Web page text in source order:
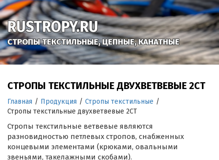
RUSTROPY.RU
СТРОПЫ ТЕКСТИЛЬНЫЕ, ЦЕПНЫЕ, КАНАТНЫЕ
СТРОПЫ ТЕКСТИЛЬНЫЕ ДВУХВЕТВЕВЫЕ 2СТ
Главная / Продукция / Стропы текстильные /
Стропы текстильные двухветвевые 2СТ
Стропы текстильные ветвевые являются
разновидностью петлевых стропов, снабженных
концевыми элементами (крюками, овальными
звеньями, такелажными скобами).